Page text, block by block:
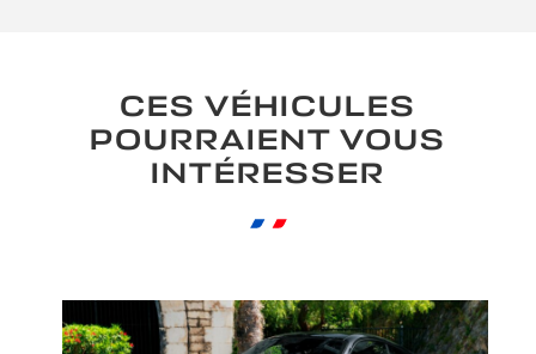
CES VÉHICULES
POURRAIENT VOUS
INTÉRESSER